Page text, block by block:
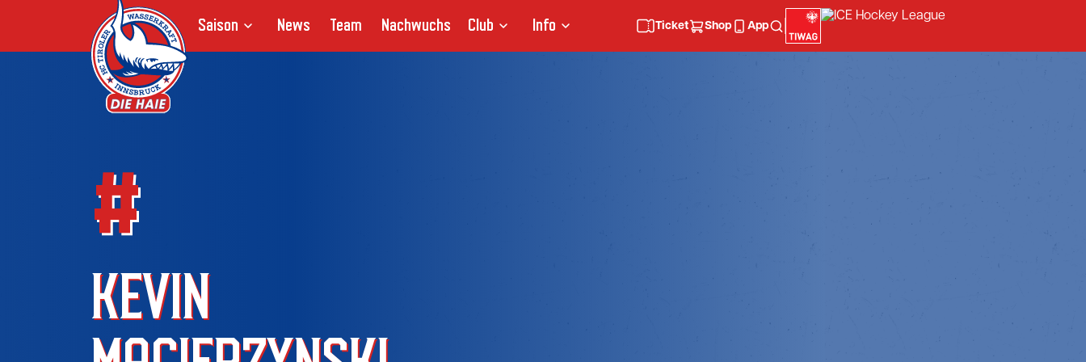
Saison News Team Nachwuchs Club Info Ticket Shop App
#
KEVIN